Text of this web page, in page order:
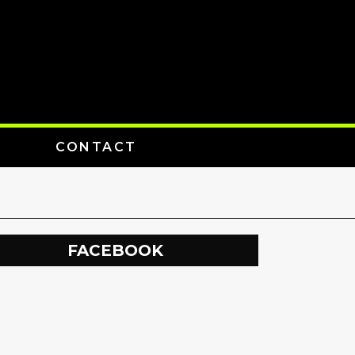
CONTACT
FACEBOOK